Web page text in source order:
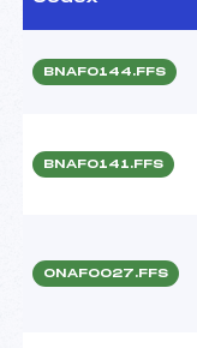
BNAF0144.FFS
BNAF0141.FFS
ONAF0027.FFS